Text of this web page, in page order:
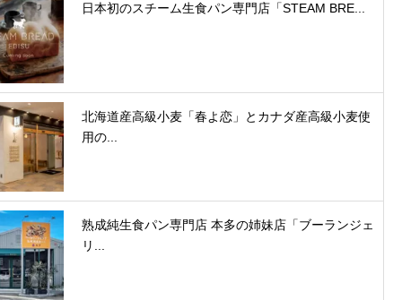
日本初のスチーム生食パン専門店「STEAM BRE...
北海道産高級小麦「春よ恋」とカナダ産高級小麦使
用の...
熟成純生食パン専門店 本多の姉妹店「ブーランジェ
リ...